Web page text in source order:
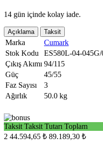
14 gün içinde kolay iade.
Açıklama Taksit
Marka
Cumark
Stok Kodu
ES580L-04-045G/
Çıkış Akımı 94/115
Güç
45/55
Faz Sayısı
3
Ağırlık
50.0 kg
Taksit Taksit Tutarı Toplam
2 44.594,65 ₺ 89.189,30 ₺